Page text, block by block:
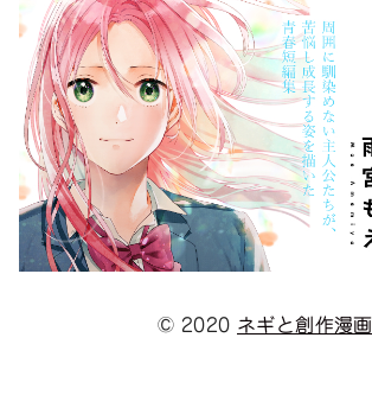
© 2020 ネギと創作漫画